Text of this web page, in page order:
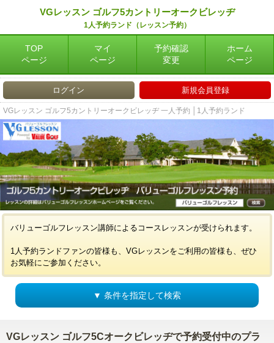
VGレッスン ゴルフ5カントリーオークビレッヂ
1人予約ランド（レッスン予約）
TOP
ページ
マイ
ページ
予約確認
変更
ホーム
ページ
ログイン 新規会員登録
VGレッスン ゴルフ5カントリーオークビレッヂ 一人予約 │1人予約ランド
バリューゴルフレッスン講師によるコースレッスンが受けられます。
1人予約ランドファンの皆様も、VGレッスンをご利用の皆様も、ぜひ
お気軽にご参加ください。
▼ 条件を指定して検索
VGレッスン ゴルフ5Cオークビレッヂで予約受付中のプラ